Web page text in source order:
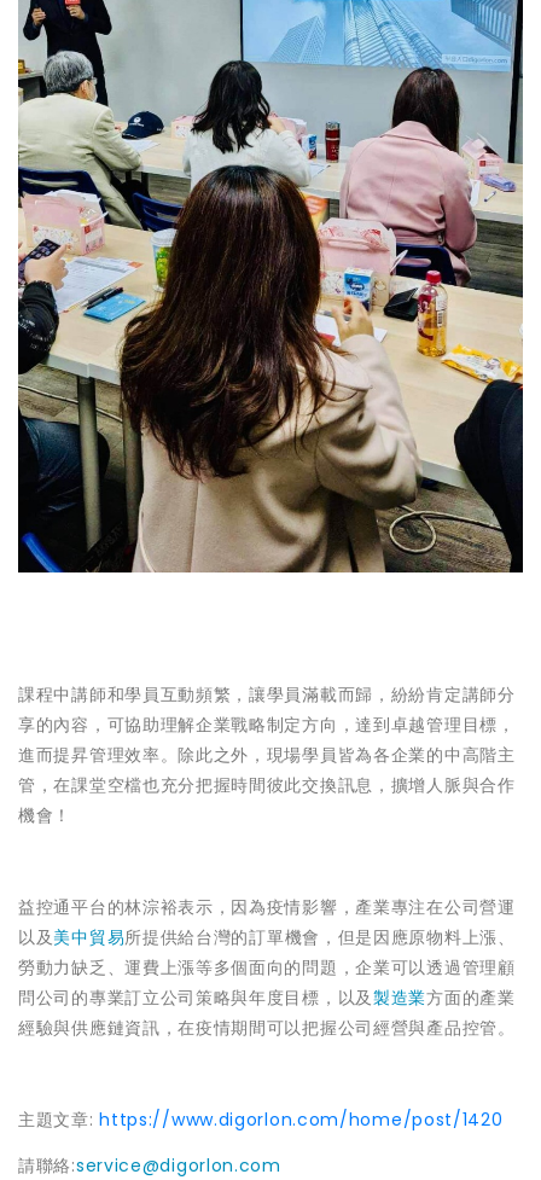
課程中講師和學員互動頻繁，讓學員滿載而歸，紛紛肯定講師分
享的內容，可協助理解企業戰略制定方向，達到卓越管理目標，
進而提昇管理效率。除此之外，現場學員皆為各企業的中高階主
管，在課堂空檔也充分把握時間彼此交換訊息，擴增人脈與合作
機會！
益控通平台的林淙裕表示，因為疫情影響，產業專注在公司營運
以及美中貿易所提供給台灣的訂單機會，但是因應原物料上漲、
勞動力缺乏、運費上漲等多個面向的問題，企業可以透過管理顧
問公司的專業訂立公司策略與年度目標，以及製造業方面的產業
經驗與供應鏈資訊，在疫情期間可以把握公司經營與產品控管。
主題文章:https://www.digorlon.com/home/post/1420
請聯絡:service@digorlon.com